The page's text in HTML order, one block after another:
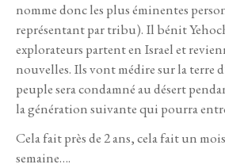
nomme donc les plus éminentes
représentant par tribu). Il bénit
explorateurs partent en Israel et
nouvelles. Ils vont médire sur la terre
peuple sera condamné au désert
la génération suivante qui pourra
Cela fait près de 2 ans, cela fait un
semaine….